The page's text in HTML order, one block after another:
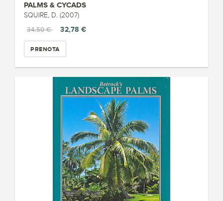
PALMS & CYCADS
SQUIRE, D. (2007)
34,50 €
32,78 €
PRENOTA